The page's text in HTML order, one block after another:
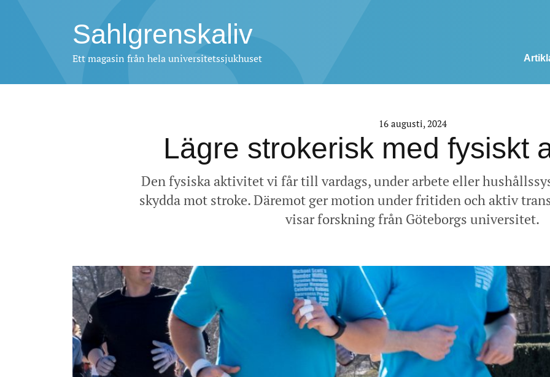
Sahlgrenskaliv
Ett magasin från hela universitetssjukhuset
16 augusti, 2024
Lägre strokerisk med fysiskt
Den fysiska aktivitet vi får till vardags, under arbete eller
skydda mot stroke. Däremot ger motion under fritiden och aktiv
visar forskning från Göteborgs universitet.